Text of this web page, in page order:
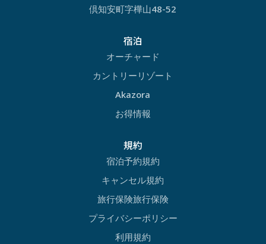
倶知安町字樺山48-52
宿泊
オーチャード
カントリーリゾート
Akazora
お得情報
規約
宿泊予約規約
キャンセル規約
旅行保険旅行保険
プライバシーポリシー
利用規約